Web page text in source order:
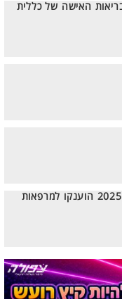
האישה של כללית
פרסי הצטיינות לשנת 2025 הוענקו למרפאות